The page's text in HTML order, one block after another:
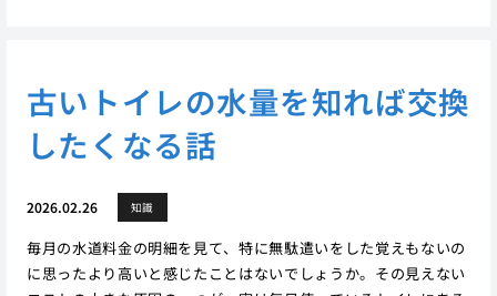
古いトイレの水量を知れば交換
したくなる話
2026.02.26 知識
毎月の水道料金の明細を見て、特に無駄遣いをした覚えもないの
に思ったより高いと感じたことはないでしょうか。その見えない